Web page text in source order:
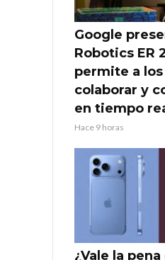
Google
Robotics ER
permite a
colaborar y
en tiempo
Hace 9 horas
¿Vale la pena